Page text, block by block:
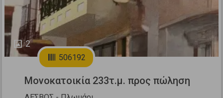
2
506192
Μονοκατοικία 233τ.μ. προς πώληση